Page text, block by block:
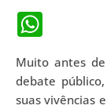
Muito antes de a palavra representatividade ocupar o
debate
suas vivências